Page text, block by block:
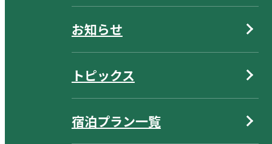
お知らせ
トピックス
宿泊プラン一覧